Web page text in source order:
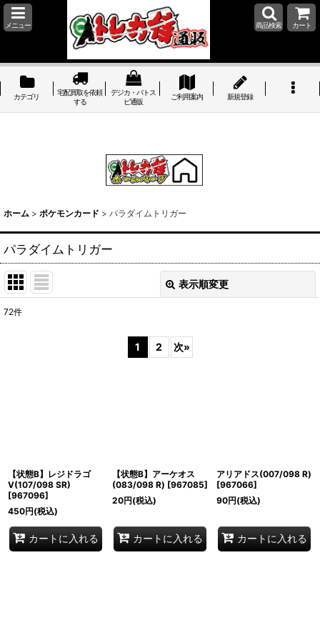
メニュー 商品検索 カート
カテゴリ
宅配買取を依頼
する
デジカ・バトス
ピ通販
ご利用案内 新規登録
ホーム > ポケモンカード > パラダイムトリガー
パラダイムトリガー
表示順変更
72件
1 2 次»
【状態B】レジドラゴ
V(107/098 SR)
[967096]
450円(税込)
カートに入れる
【状態B】アーケオス
(083/098 R) [967085]
20円(税込)
カートに入れる
アリアドス(007/098 R)
[967066]
90円(税込)
カートに入れる